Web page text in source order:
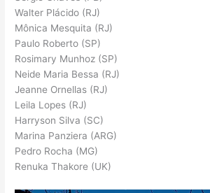
Walter Plácido (RJ)
Mônica Mesquita (RJ)
Paulo Roberto (SP)
Rosimary Munhoz (SP)
Neide Maria Bessa (RJ)
Jeanne Ornellas (RJ)
Leila Lopes (RJ)
Harryson Silva (SC)
Marina Panziera (ARG)
Pedro Rocha (MG)
Renuka Thakore (UK)